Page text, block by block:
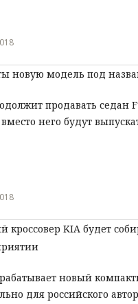
новую модель под
продавать седан
него будут
KIA будет
новый
для российского